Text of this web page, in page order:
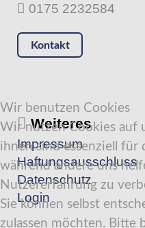
0175 2232584
Kontakt
Weiteres
Impressum
Haftungsausschluss
Datenschutz
Login
Wir benutzen Cookies
Wir nutzen Cookies auf
ihnen sind essenziell für
während andere uns
Nutzererfahrung zu
Sie können selbst
zulassen möchten. Bitte